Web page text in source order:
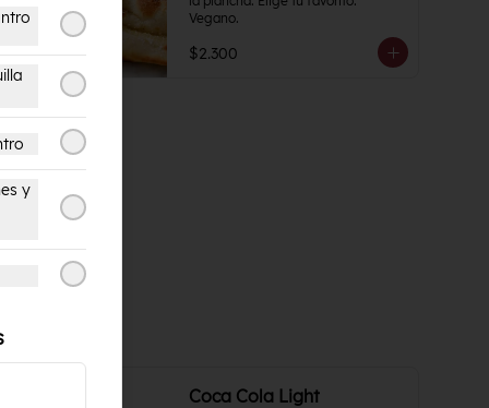
Vegano.
$2.300
Coca Cola Light
y